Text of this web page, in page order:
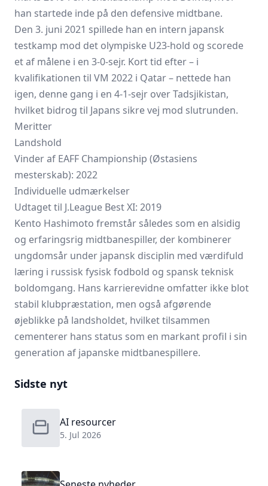
han startede inde på den defensive midtbane.
Den 3. juni 2021 spillede han en intern japansk
testkamp mod det olympiske U23-hold og scorede
et af målene i en 3-0-sejr. Kort tid efter – i
kvalifikationen til VM 2022 i Qatar – nettede han
igen, denne gang i en 4-1-sejr over Tadsjikistan,
hvilket bidrog til Japans sikre vej mod slutrunden.
Meritter
Landshold
Vinder af EAFF Championship (Østasiens
mesterskab): 2022
Individuelle udmærkelser
Udtaget til J.League Best XI: 2019
Kento Hashimoto fremstår således som en alsidig
og erfaringsrig midtbanespiller, der kombinerer
ungdomsår under japansk disciplin med værdifuld
læring i russisk fysisk fodbold og spansk teknisk
boldomgang. Hans karrierevidne omfatter ikke blot
stabil klubpræstation, men også afgørende
øjeblikke på landsholdet, hvilket tilsammen
cementerer hans status som en markant profil i sin
generation af japanske midtbanespillere.
Sidste nyt
AI resourcer
5. Jul 2026